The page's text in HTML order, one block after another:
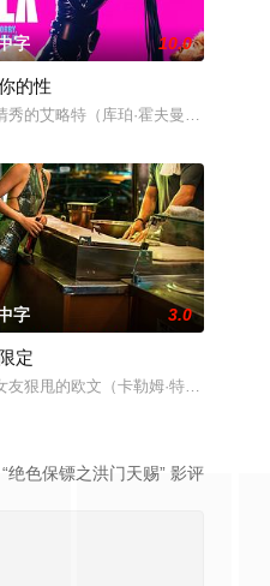
计利益得失
韩国流行三人团体。如今，三人为
字 10.0
的性
秀的艾略特（库珀·霍夫曼 Cooper
捧腹之余感受到人
意中伪装成车王与薇薇进行交往，一
人民的创业故事、幸福故事、追梦
字 3.0
定
友狠甩的欧文（卡勒姆·特纳 饰）和
绝色保镖之洪门天赐” 影评